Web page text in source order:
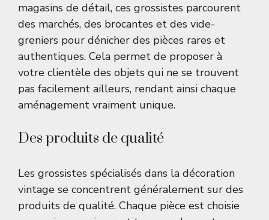
magasins de détail, ces grossistes parcourent
des marchés, des brocantes et des vide-
greniers pour dénicher des pièces rares et
authentiques. Cela permet de proposer à
votre clientèle des objets qui ne se trouvent
pas facilement ailleurs, rendant ainsi chaque
aménagement vraiment unique.
Des produits de qualité
Les grossistes spécialisés dans la décoration
vintage se concentrent généralement sur des
produits de qualité. Chaque pièce est choisie